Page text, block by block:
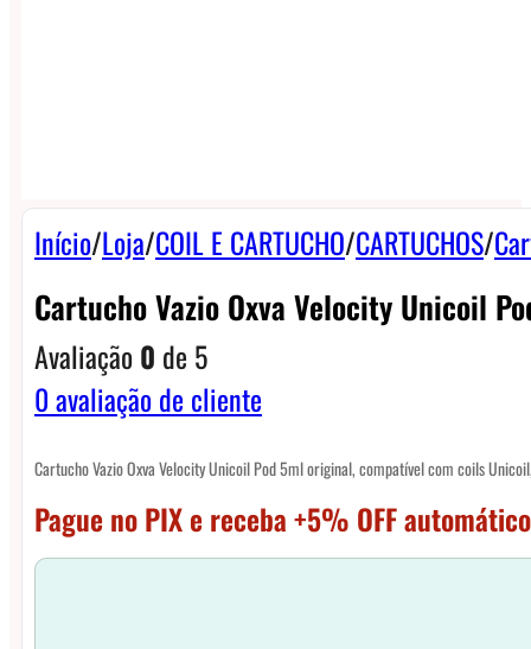
Início/Loja/COIL E CARTUCHO/CARTUCHOS/
Cartucho Vazio Oxva Velocity Unicoil
Avaliação0 de 5
0avaliação de cliente
Cartucho Vazio Oxva Velocity Unicoil Pod 5ml original, compatível com coils
Pague no PIX e receba +5% OFF